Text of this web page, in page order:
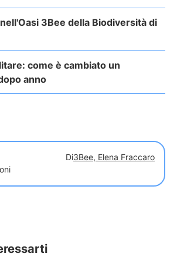
3Bee della Biodiversità di
come è cambiato un
anno
Di3Bee, Elena Fraccaro